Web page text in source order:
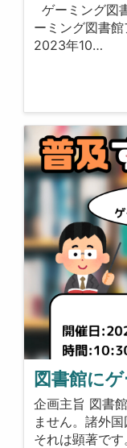
ゲーミング図
ーミング図書
2023年10…
図書館に
企画主旨 図書
ません。諸外
それは顕著で